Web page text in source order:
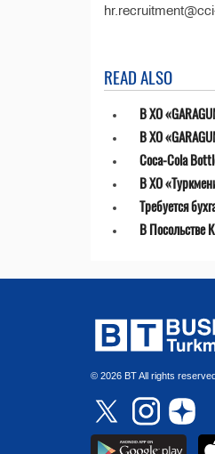
READ ALSO
В ХО
В ХО
Coca-Cola
В ХО
Требуется
В Посольстве
© 2026 BT All rights